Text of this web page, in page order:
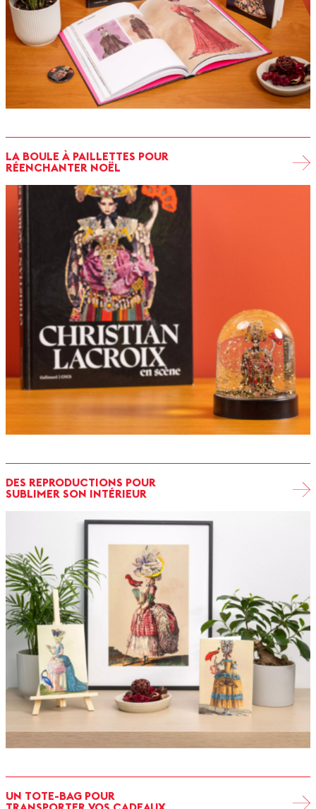
LA BOULE À PAILLETTES POUR
RÉENCHANTER NOËL
DES REPRODUCTIONS POUR
SUBLIMER SON INTÉRIEUR
UN TOTE-BAG POUR